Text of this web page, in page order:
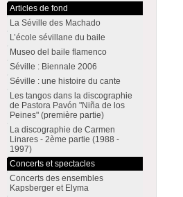
Articles de fond
La Séville des Machado
L’école sévillane du baile
Museo del baile flamenco
Séville : Biennale 2006
Séville : une histoire du cante
Les tangos dans la discographie
de Pastora Pavón "Niña de los
Peines" (première partie)
La discographie de Carmen
Linares - 2ème partie (1988 -
1997)
Concerts et spectacles
Concerts des ensembles
Kapsberger et Elyma